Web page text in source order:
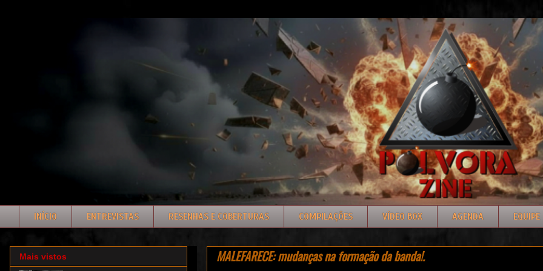
INÍCIO ENTREVISTAS RESENHAS E COBERTURAS COMPILAÇÕES VÍDEO BOX AGENDA EQUIPE
MALEFARECE: mudanças na formação da banda!.
Mais vistos